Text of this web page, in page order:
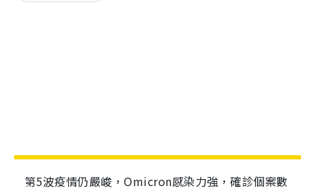
第5波疫情仍嚴峻，Omicron感染力強，確診個案數